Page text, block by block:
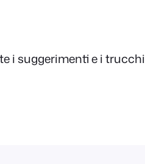
i suggerimenti e i trucchi